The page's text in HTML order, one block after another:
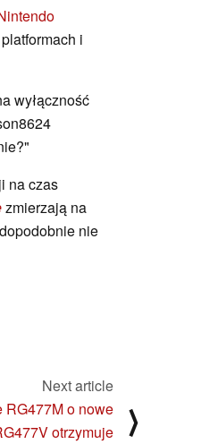
i
wyłączność
na czas
zmierzają na
nie
Next article
o nowe
otrzymuje
⟩